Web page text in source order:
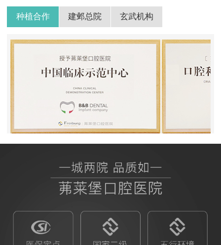
种植合作 建邺总院 玄武机构
BB授权茀莱堡口腔医院 ITI授